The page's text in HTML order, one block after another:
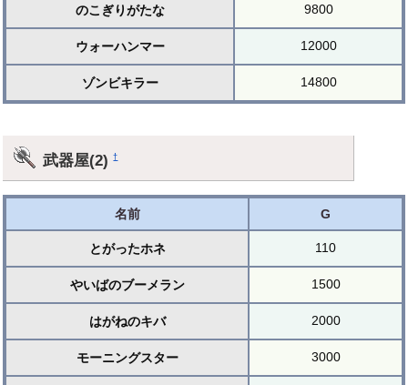
のこぎりがたな 9800
ウォーハンマー 12000
ゾンビキラー 14800
武器屋(2)†
名前 G
とがったホネ 110
やいばのブーメラン 1500
はがねのキバ 2000
モーニングスター 3000